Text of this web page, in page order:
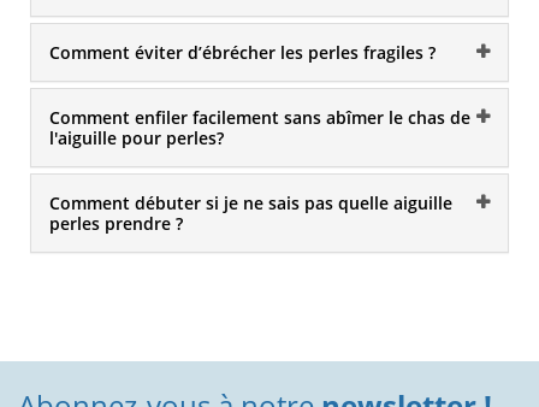
Comment éviter d’ébrécher les perles fragiles ?
Comment enfiler facilement sans abîmer le chas de
l'aiguille pour perles?
Comment débuter si je ne sais pas quelle aiguille
perles prendre ?